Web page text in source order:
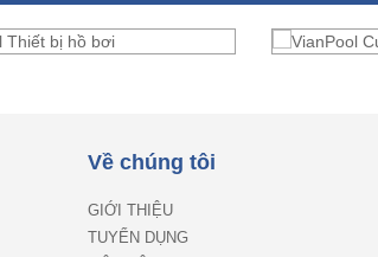
Về chúng tôi
GIỚI THIỆU
TUYỂN DỤNG